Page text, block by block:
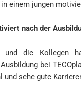
einem jungen
nach der
und die Kollegen
bei
und sehe gute